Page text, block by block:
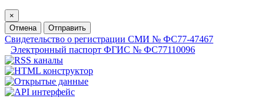
×
Отмена
Отправить
Свидетельство о регистрации СМИ № ФС77-47467
Электронный паспорт ФГИС № ФС77110096